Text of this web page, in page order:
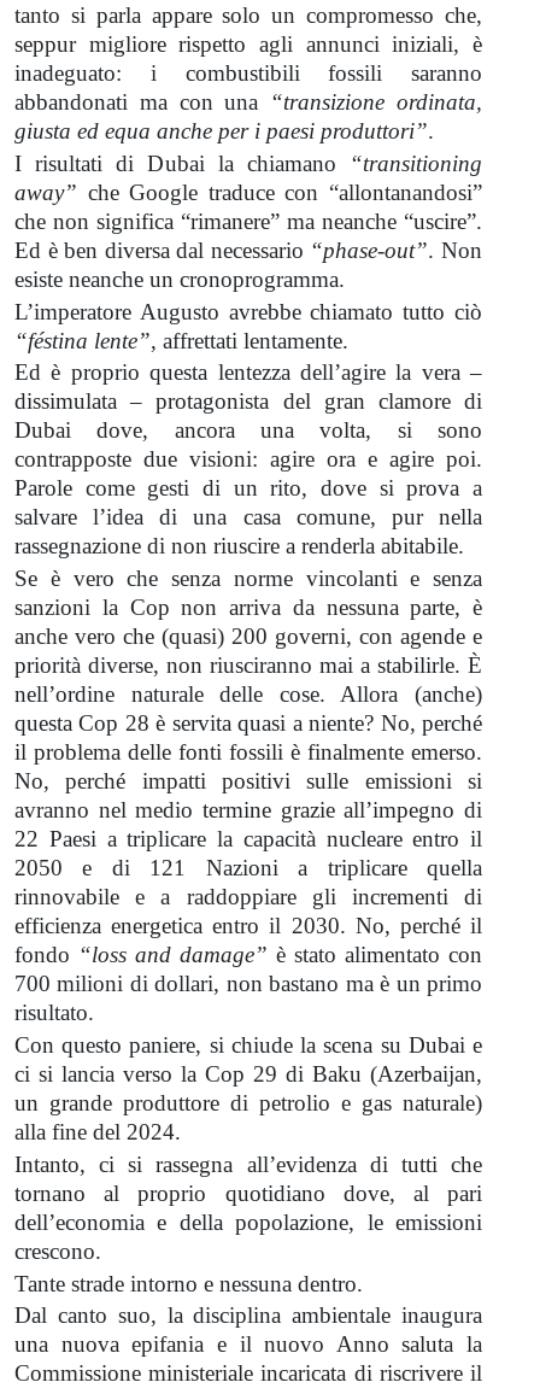
tanto si parla appare solo un compromesso che,
seppur migliore rispetto agli annunci iniziali, è
inadeguato: i combustibili fossili saranno
abbandonati ma con una “transizione ordinata,
giusta ed equa anche per i paesi produttori”.
I risultati di Dubai la chiamano “transitioning
away” che Google traduce con “allontanandosi”
che non significa “rimanere” ma neanche “uscire”.
Ed è ben diversa dal necessario “phase-out”. Non
esiste neanche un cronoprogramma.
L’imperatore Augusto avrebbe chiamato tutto ciò
“féstina lente”, affrettati lentamente.
Ed è proprio questa lentezza dell’agire la vera –
dissimulata – protagonista del gran clamore di
Dubai dove, ancora una volta, si sono
contrapposte due visioni: agire ora e agire poi.
Parole come gesti di un rito, dove si prova a
salvare l’idea di una casa comune, pur nella
rassegnazione di non riuscire a renderla abitabile.
Se è vero che senza norme vincolanti e senza
sanzioni la Cop non arriva da nessuna parte, è
anche vero che (quasi) 200 governi, con agende e
priorità diverse, non riusciranno mai a stabilirle. È
nell’ordine naturale delle cose. Allora (anche)
questa Cop 28 è servita quasi a niente? No, perché
il problema delle fonti fossili è finalmente emerso.
No, perché impatti positivi sulle emissioni si
avranno nel medio termine grazie all’impegno di
22 Paesi a triplicare la capacità nucleare entro il
2050 e di 121 Nazioni a triplicare quella
rinnovabile e a raddoppiare gli incrementi di
efficienza energetica entro il 2030. No, perché il
fondo “loss and damage” è stato alimentato con
700 milioni di dollari, non bastano ma è un primo
risultato.
Con questo paniere, si chiude la scena su Dubai e
ci si lancia verso la Cop 29 di Baku (Azerbaijan,
un grande produttore di petrolio e gas naturale)
alla fine del 2024.
Intanto, ci si rassegna all’evidenza di tutti che
tornano al proprio quotidiano dove, al pari
dell’economia e della popolazione, le emissioni
crescono.
Tante strade intorno e nessuna dentro.
Dal canto suo, la disciplina ambientale inaugura
una nuova epifania e il nuovo Anno saluta la
Commissione ministeriale incaricata di riscrivere il